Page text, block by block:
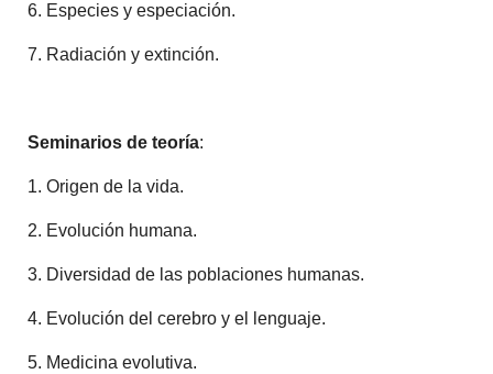
6. Especies y especiación.
7. Radiación y extinción.
Seminarios de teoría:
1. Origen de la vida.
2. Evolución humana.
3. Diversidad de las poblaciones humanas.
4. Evolución del cerebro y el lenguaje.
5. Medicina evolutiva.